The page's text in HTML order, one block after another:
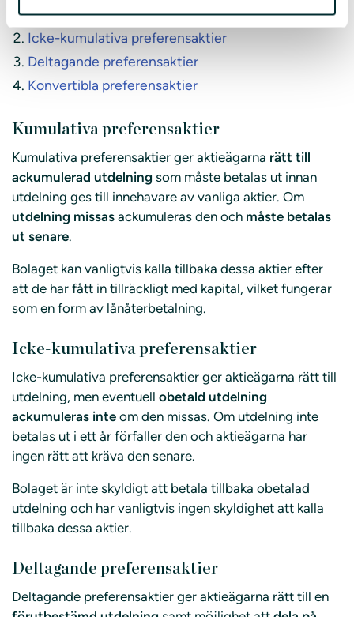
Kumulativa preferensaktier
Icke-kumulativa preferensaktier
Deltagande preferensaktier
Konvertibla preferensaktier
Kumulativa preferensaktier
Kumulativa preferensaktier ger aktieägarna rätt till
ackumulerad utdelning som måste betalas ut innan
utdelning ges till innehavare av vanliga aktier. Om
utdelning missas ackumuleras den och måste betalas
ut senare.
Bolaget kan vanligtvis kalla tillbaka dessa aktier efter
att de har fått in tillräckligt med kapital, vilket fungerar
som en form av lånåterbetalning.
Icke-kumulativa preferensaktier
Icke-kumulativa preferensaktier ger aktieägarna rätt till
utdelning, men eventuell obetald utdelning
ackumuleras inte om den missas. Om utdelning inte
betalas ut i ett år förfaller den och aktieägarna har
ingen rätt att kräva den senare.
Bolaget är inte skyldigt att betala tillbaka obetalad
utdelning och har vanligtvis ingen skyldighet att kalla
tillbaka dessa aktier.
Deltagande preferensaktier
Deltagande preferensaktier ger aktieägarna rätt till en